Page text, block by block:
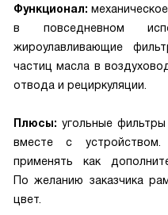
Функционал:
в повседневном
жироулавливающие
частиц масла в
отвода и рециркуляции.
Плюсы: угольные
вместе с
применять как
По желанию заказчика
цвет.